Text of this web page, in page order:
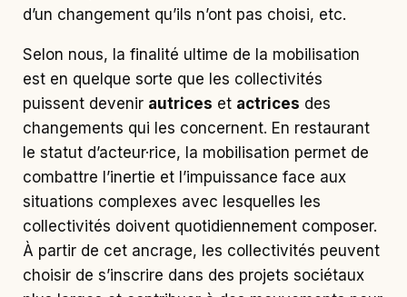
d’un changement qu’ils n’ont pas choisi, etc.
Selon nous, la finalité ultime de la mobilisation
est en quelque sorte que les collectivités
puissent devenir autrices et actrices des
changements qui les concernent. En restaurant
le statut d’acteur·rice, la mobilisation permet de
combattre l’inertie et l’impuissance face aux
situations complexes avec lesquelles les
collectivités doivent quotidiennement composer.
À partir de cet ancrage, les collectivités peuvent
choisir de s’inscrire dans des projets sociétaux